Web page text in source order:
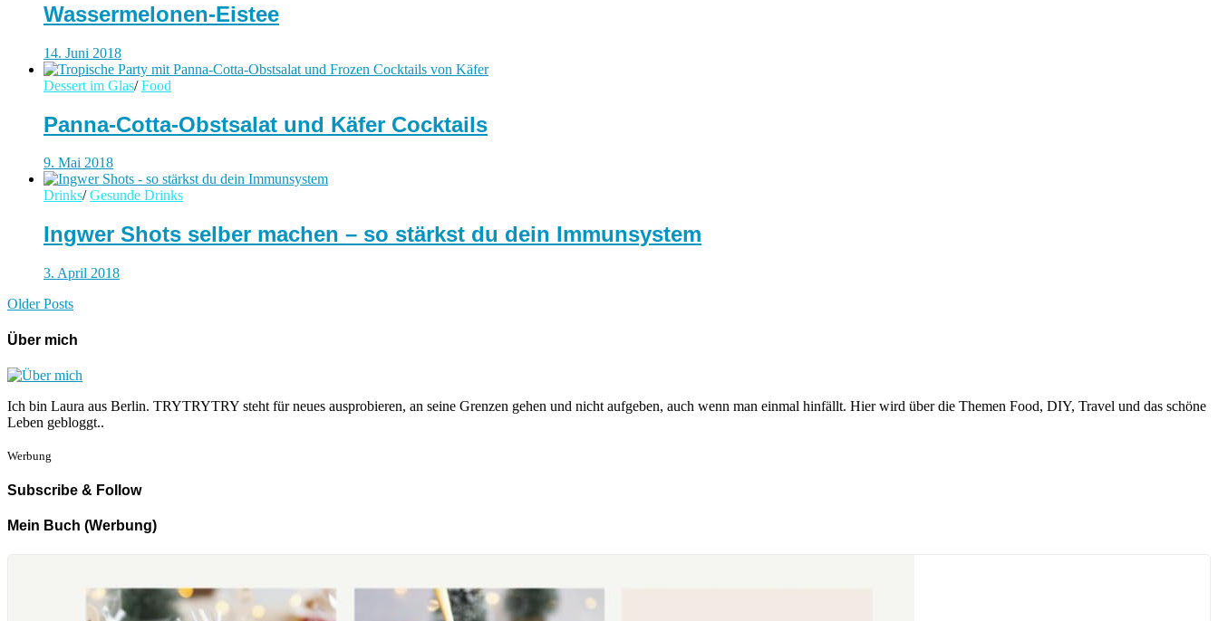
Wassermelonen-Eistee
14. Juni 2018
Dessert im Glas/ Food
Panna-Cotta-Obstsalat und Käfer Cocktails
9. Mai 2018
Drinks/ Gesunde Drinks
Ingwer Shots selber machen – so stärkst du dein Immunsystem
3. April 2018
Older Posts
Über mich
Ich bin Laura aus Berlin. TRYTRYTRY steht für neues ausprobieren, an seine Grenzen gehen und nicht aufgeben, auch wenn man einmal hinfällt. Hier wird über die Themen Food, DIY, Travel und das schöne
Leben gebloggt..
Werbung
Subscribe & Follow
Mein Buch (Werbung)